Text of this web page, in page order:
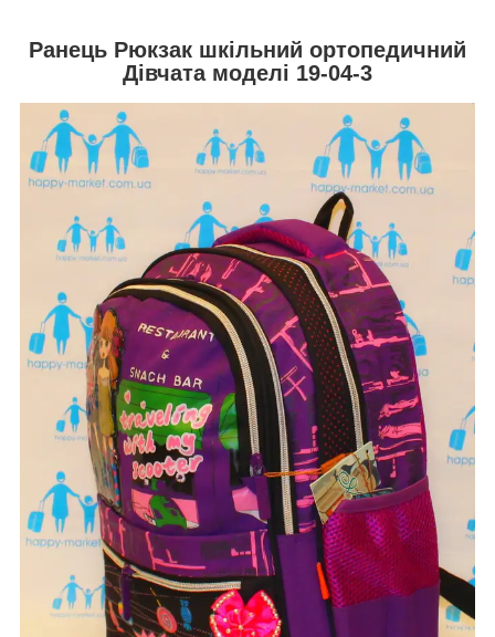
Ранець Рюкзак шкільний ортопедичний
Дівчата моделі 19-04-3